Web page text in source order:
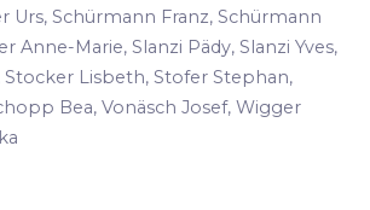
Urs, Schürmann Franz, Schürmann
Anne-Marie, Slanzi Pädy, Slanzi Yves,
Stocker Lisbeth, Stofer Stephan,
Bea, Vonäsch Josef, Wigger